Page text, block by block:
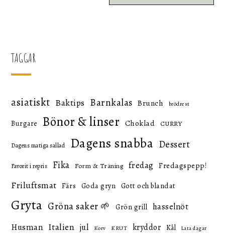
TAGGAR
asiatiskt Baktips Barnkalas Brunch brödrest
Burgare Bönor & linser Choklad CURRY
Dagens matiga sallad Dagens snabba Dessert
Favorit i repris Fika Form & Träning fredag Fredagspepp!
Friluftsmat Färs Goda gryn Gott och blandat
Gryta Gröna saker 🌱 Grön grill hasselnöt
Husman Italien jul Korv KRUT kryddor Kål Lata dagar